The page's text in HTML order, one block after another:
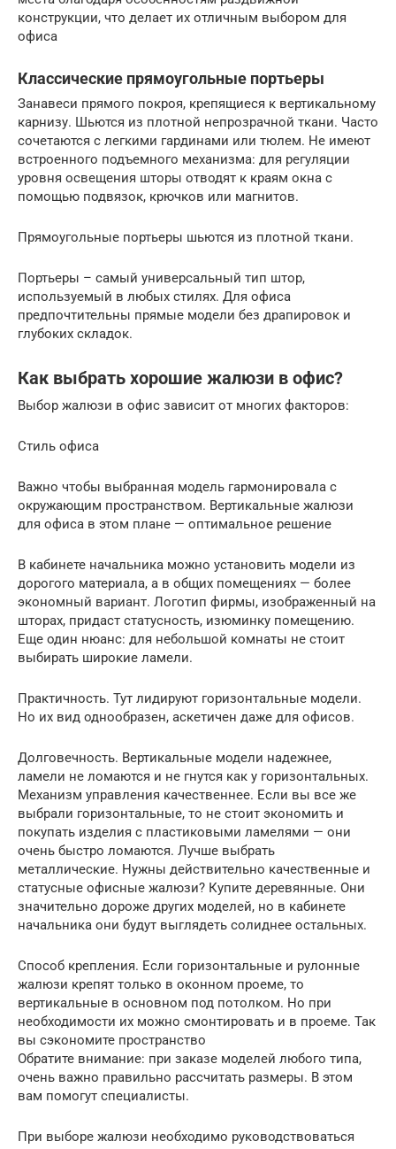
конструкции, что делает их отличным выбором для
офиса
Классические прямоугольные портьеры
Занавеси прямого покроя, крепящиеся к вертикальному
карнизу. Шьются из плотной непрозрачной ткани. Часто
сочетаются с легкими гардинами или тюлем. Не имеют
встроенного подъемного механизма: для регуляции
уровня освещения шторы отводят к краям окна с
помощью подвязок, крючков или магнитов.
Прямоугольные портьеры шьются из плотной ткани.
Портьеры – самый универсальный тип штор,
используемый в любых стилях. Для офиса
предпочтительны прямые модели без драпировок и
глубоких складок.
Как выбрать хорошие жалюзи в офис?
Выбор жалюзи в офис зависит от многих факторов:
Стиль офиса
Важно чтобы выбранная модель гармонировала с
окружающим пространством. Вертикальные жалюзи
для офиса в этом плане — оптимальное решение
В кабинете начальника можно установить модели из
дорогого материала, а в общих помещениях — более
экономный вариант. Логотип фирмы, изображенный на
шторах, придаст статусность, изюминку помещению.
Еще один нюанс: для небольшой комнаты не стоит
выбирать широкие ламели.
Практичность. Тут лидируют горизонтальные модели.
Но их вид однообразен, аскетичен даже для офисов.
Долговечность. Вертикальные модели надежнее,
ламели не ломаются и не гнутся как у горизонтальных.
Механизм управления качественнее. Если вы все же
выбрали горизонтальные, то не стоит экономить и
покупать изделия с пластиковыми ламелями — они
очень быстро ломаются. Лучше выбрать
металлические. Нужны действительно качественные и
статусные офисные жалюзи? Купите деревянные. Они
значительно дороже других моделей, но в кабинете
начальника они будут выглядеть солиднее остальных.
Способ крепления. Если горизонтальные и рулонные
жалюзи крепят только в оконном проеме, то
вертикальные в основном под потолком. Но при
необходимости их можно смонтировать и в проеме. Так
вы сэкономите пространство
Обратите внимание: при заказе моделей любого типа,
очень важно правильно рассчитать размеры. В этом
вам помогут специалисты.
При выборе жалюзи необходимо руководствоваться